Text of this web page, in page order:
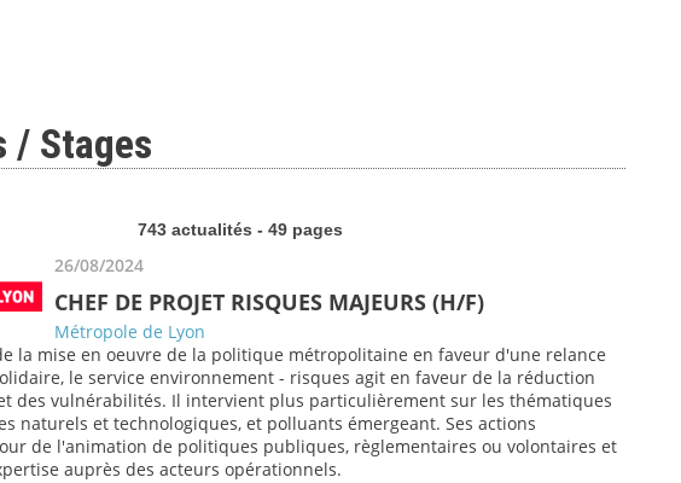
/ Stages
743 actualités - 49 pages
26/08/2024
CHEF DE PROJET RISQUES MAJEURS (H/F)
Métropole de Lyon
la mise en oeuvre de la politique métropolitaine en faveur d'une relance
le service environnement - risques agit en faveur de la réduction
des vulnérabilités. Il intervient plus particulièrement sur les thématiques
naturels et technologiques, et polluants émergeant. Ses actions
de l'animation de politiques publiques, règlementaires ou volontaires et
auprès des acteurs opérationnels.